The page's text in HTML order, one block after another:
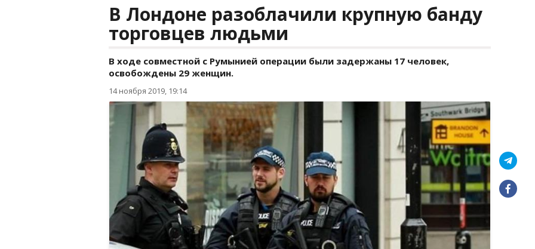
В Лондоне разоблачили крупную банду
торговцев людьми
В ходе совместной с Румынией операции были задержаны 17 человек,
освобождены 29 женщин.
14 ноября 2019, 19:14